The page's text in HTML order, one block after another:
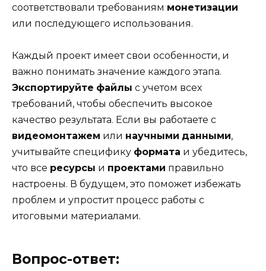
соответствовали требованиям монетизации
или последующего использования.
Каждый проект имеет свои особенности, и
важно понимать значение каждого этапа.
Экспортируйте файлы с учетом всех
требований, чтобы обеспечить высокое
качество результата. Если вы работаете с
видеомонтажем или научными данными,
учитывайте специфику формата и убедитесь,
что все ресурсы и проектами правильно
настроены. В будущем, это поможет избежать
проблем и упростит процесс работы с
итоговыми материалами.
Вопрос-ответ: